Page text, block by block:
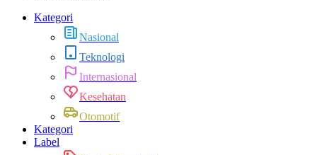
Kategori
Nasional
Teknologi
Internasional
Kesehatan
Otomotif
Kategori
Label